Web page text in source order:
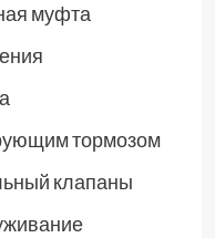
муфта
тормозом
клапаны